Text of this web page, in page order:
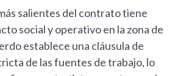
salientes del contrato tiene
social y operativo en la zona de
establece una cláusula de
de las fuentes de trabajo, lo